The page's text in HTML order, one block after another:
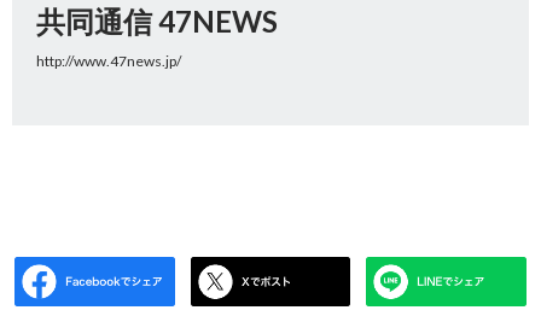
共同通信 47NEWS
http://www.47news.jp/